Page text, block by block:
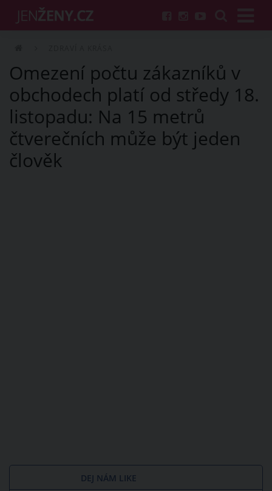
Omezení počtu zákazníků v
obchodech platí od středy 18.
listopadu: Na 15 metrů
čtverečních může být jeden
člověk
DEJ NÁM LIKE